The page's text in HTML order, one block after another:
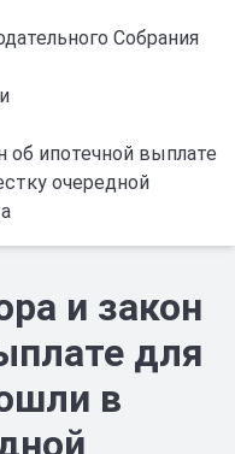
Собрания
об ипотечной выплате
очередной
и закон
для
в